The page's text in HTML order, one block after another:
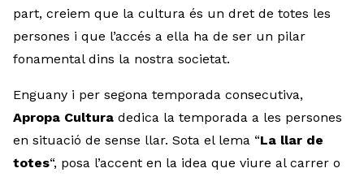
part, creiem que la cultura és un dret de totes les
persones i que l’accés a ella ha de ser un pilar
fonamental dins la nostra societat.
Enguany i per segona temporada consecutiva,
Apropa Cultura dedica la temporada a les persones
en situació de sense llar. Sota el lema “La llar de
totes“, posa l’accent en la idea que viure al carrer o